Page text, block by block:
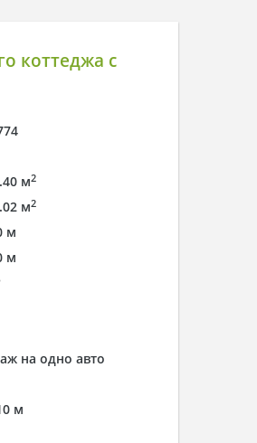
коттеджа с
м2
м2
м
м
на одно авто
м